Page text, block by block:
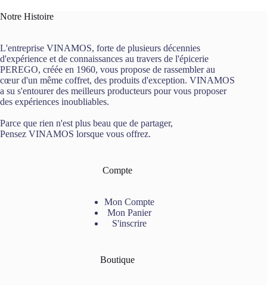
Notre Histoire
L'entreprise VINAMOS, forte de plusieurs décennies
d'expérience et de connaissances au travers de l'épicerie
PEREGO, créée en 1960, vous propose de rassembler au
cœur d'un même coffret, des produits d'exception. VINAMOS
a su s'entourer des meilleurs producteurs pour vous proposer
des expériences inoubliables.
Parce que rien n'est plus beau que de partager,
Pensez VINAMOS lorsque vous offrez.
Compte
Mon Compte
Mon Panier
S'inscrire
Boutique